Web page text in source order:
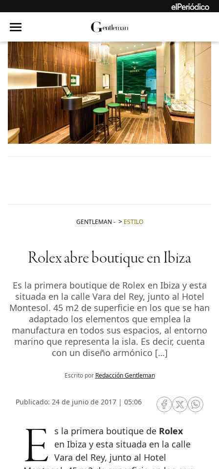
GENTLEMAN - ESTILO
Rolex abre boutique en Ibiza
Es la primera boutique de Rolex en Ibiza y esta
situada en la calle Vara del Rey, junto al Hotel
Montesol. 45 m2 de superficie en los que se han
adaptado los elementos que emplea la
manufactura en todos sus espacios, al entorno
marino que representa la isla. Es decir, cuenta
con un diseño armónico […]
Escrito por Redacción Gentleman
Publicado: 24 de junio de 2017 | 05:06
RRSS Facebook
RRSSRRSS
Es la primera boutique de Rolex
en Ibiza y esta situada en la calle
Vara del Rey, junto al Hotel